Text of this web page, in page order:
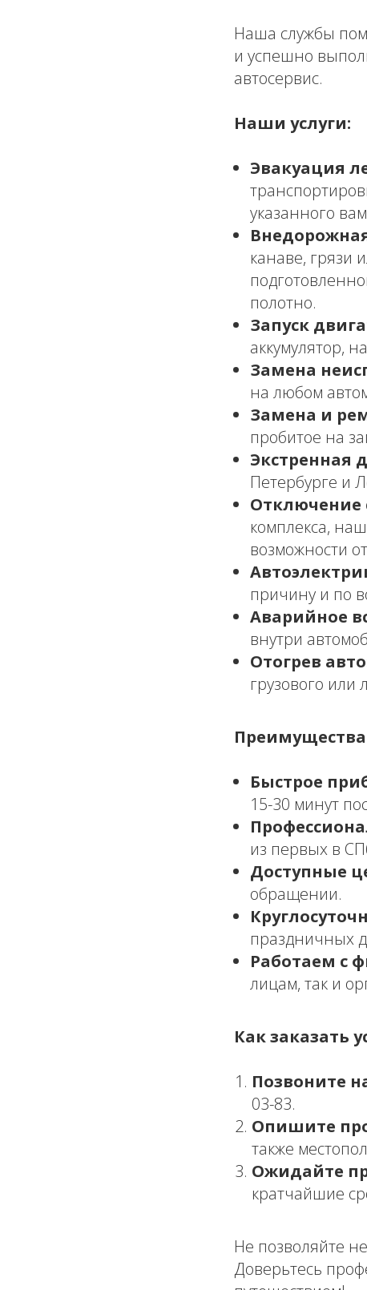
Наша службы
и успешно
автосервис.
Наши услуги:
Эвакуация
указанного
канаве, грязи
полотно.
Запуск
аккумулятор,
Замена
на любом
Замена и
пробитое на
Экстренная
Петербурге и
Отключение
комплекса,
возможности
причину и по
Аварийное
внутри
Отогрев
грузового или
Быстрое
15-30 минут
из первых в
Доступные
обращении.
праздничных
Работаем с
лицам, так и
Как заказать
Позвоните
03-83.
Опишите
также
Ожидайте
кратчайшие
Не позволяйте
Доверьтесь